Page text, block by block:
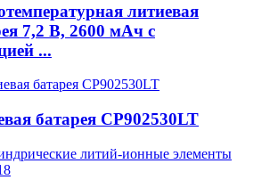
литиевая
7,2 В, 2600 мАч с
...
батарея CP902530LT